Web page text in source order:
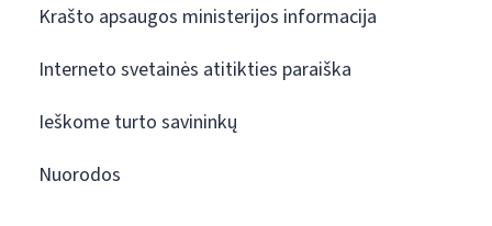
Krašto apsaugos ministerijos informacija
Interneto svetainės atitikties paraiška
Ieškome turto savininkų
Nuorodos